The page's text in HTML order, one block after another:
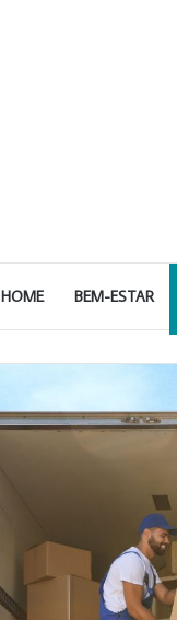
HOME BEM-ESTAR